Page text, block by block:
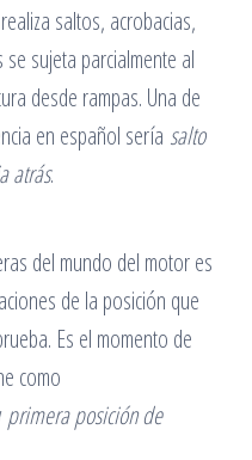
saltos, acrobacias,
sujeta parcialmente al
desde rampas. Una de
en español sería salto
atrás.
del mundo del motor es
de la posición que
Es el momento de
como
primera posición de